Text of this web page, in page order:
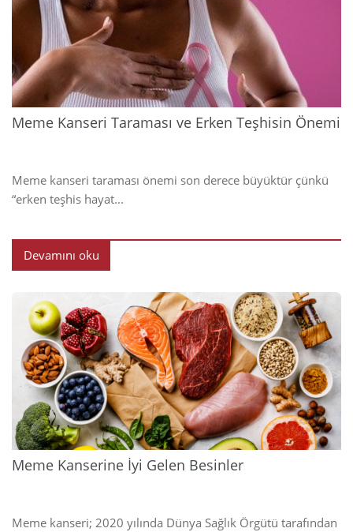
Meme Kanseri Taraması ve Erken Teşhisin Önemi
Meme kanseri taraması önemi son derece büyüktür çünkü
“erken teşhis hayat...
Devamını oku
2024
Meme Kanserine İyi Gelen Besinler
Meme kanseri; 2020 yılında Dünya Sağlık Örgütü tarafından